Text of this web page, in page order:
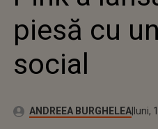
piesă cu
social
Autor:ANDREEA BURGHELEA luni,
luni,